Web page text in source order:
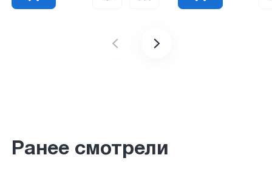
Ранее смотрели